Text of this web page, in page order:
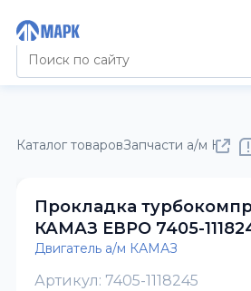
Каталог товаровЗапчасти а/м
Прокладка
КАМАЗ ЕВРО 7405-
Двигатель а/м КАМАЗ
Артикул: 7405-1118245